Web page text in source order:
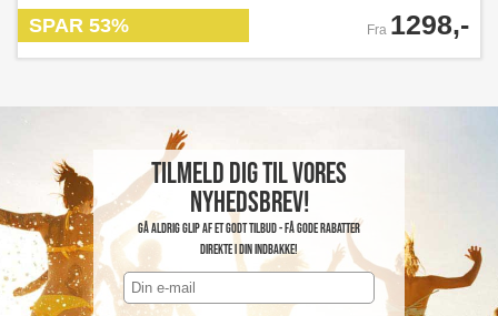
SPAR 53% Fra 1298,-
Tilmeld dig til vores
nyhedsbrev!
Gå aldrig glip af et godt tilbud - få gode rabatter
direkte i din indbakke!